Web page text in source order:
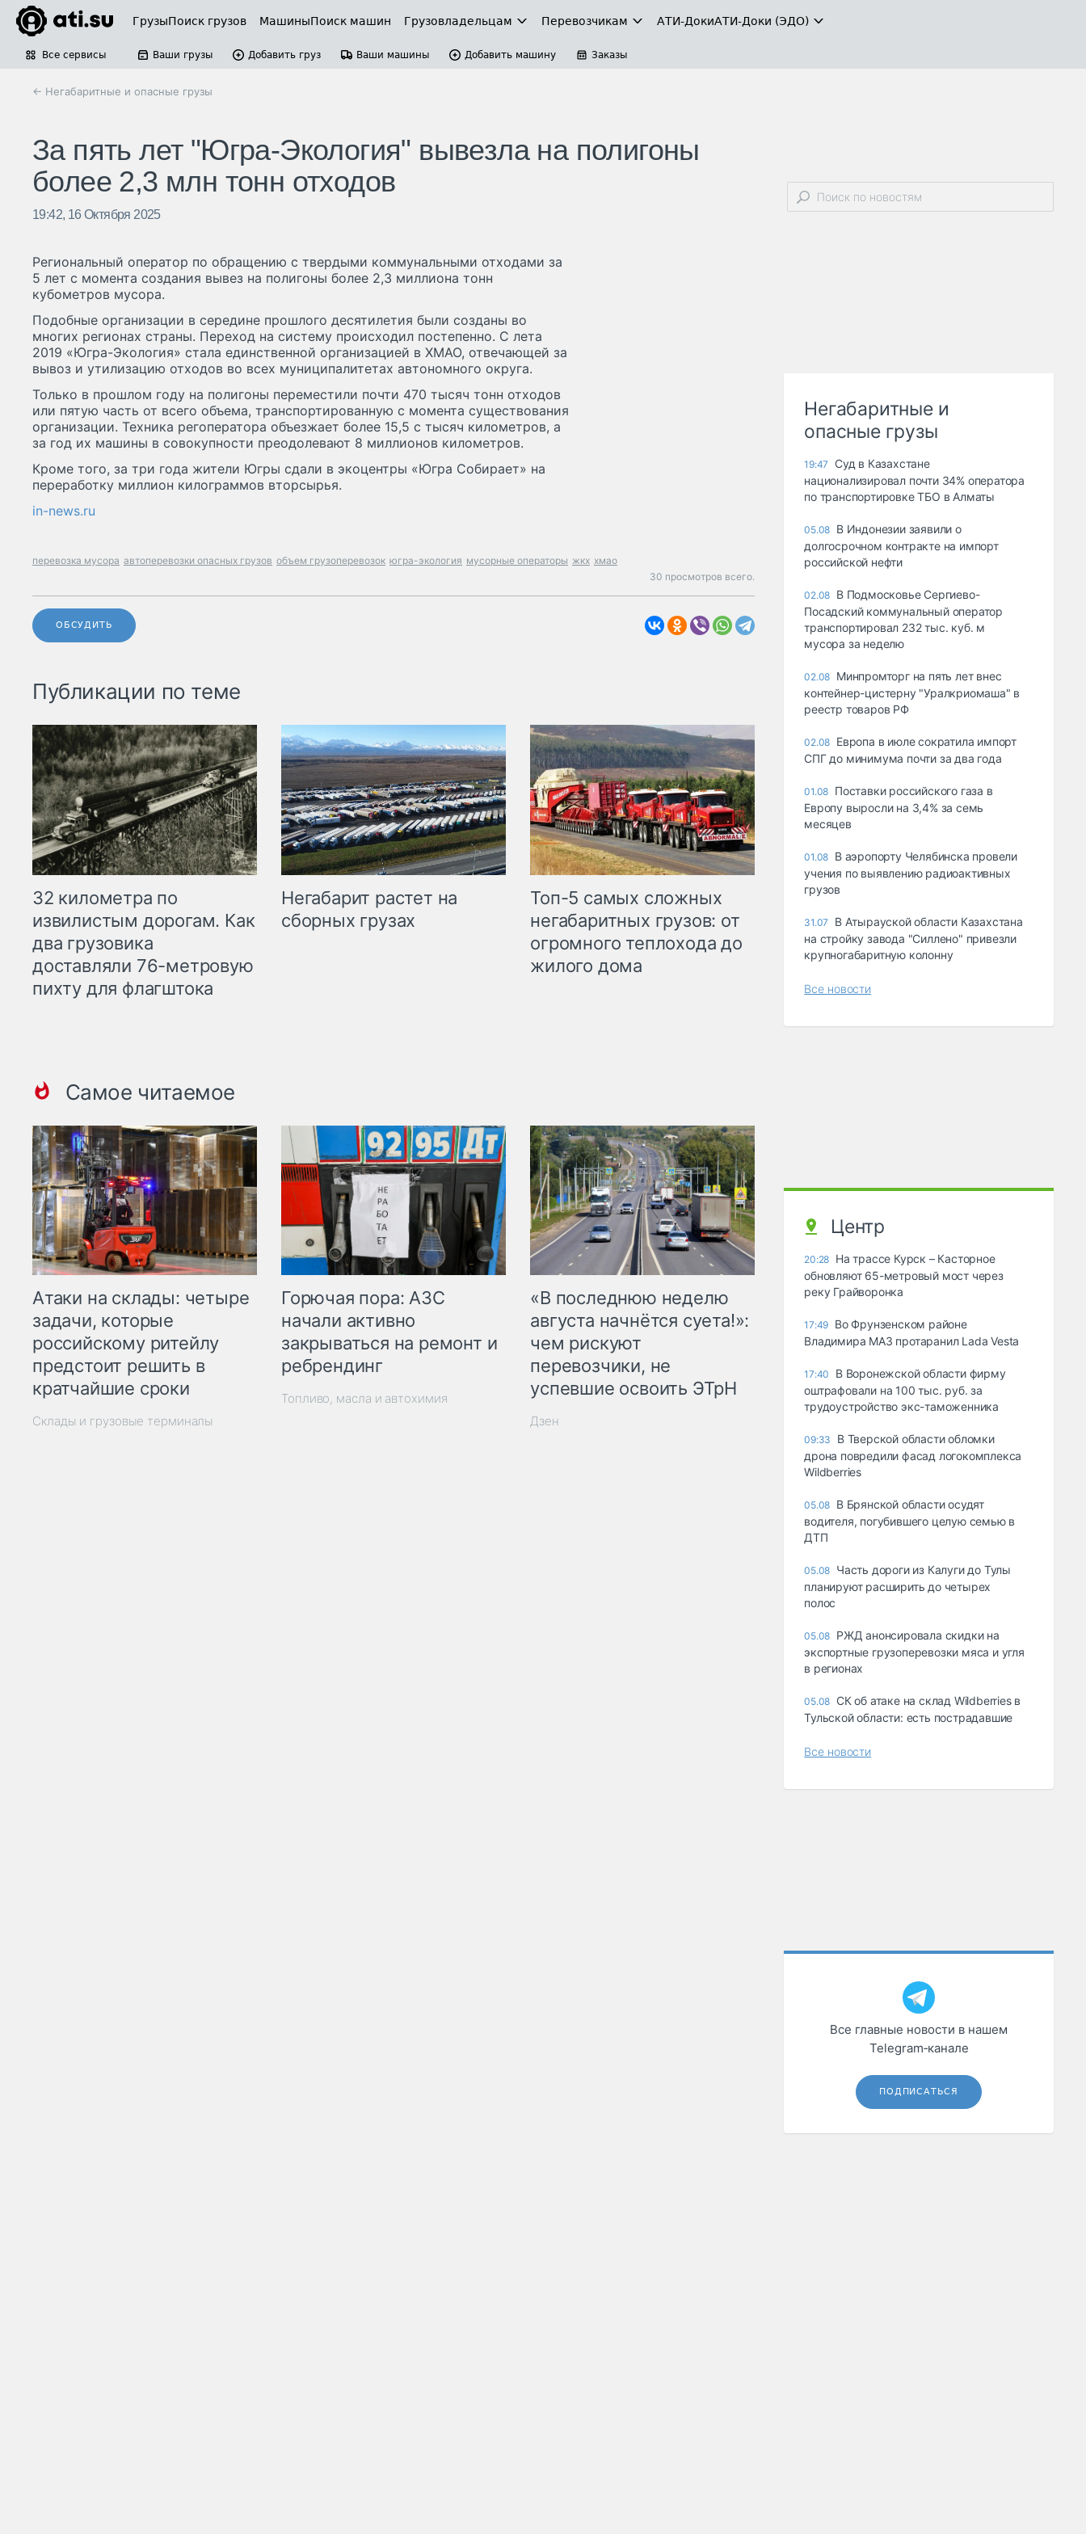
ГрузыПоиск грузов МашиныПоиск машин Грузовладельцам Перевозчикам АТИ-ДокиАТИ-Доки (ЭДО)
Все сервисы Ваши грузы Добавить груз Ваши машины Добавить машину Заказы
← Негабаритные и опасные грузы
За пять лет "Югра-Экология" вывезла на полигоны
более 2,3 млн тонн отходов
19:42, 16 Октября 2025
Региональный оператор по обращению с твердыми коммунальными отходами за
5 лет с момента создания вывез на полигоны более 2,3 миллиона тонн
кубометров мусора.
Подобные организации в середине прошлого десятилетия были созданы во
многих регионах страны. Переход на систему происходил постепенно. С лета
2019 «Югра-Экология» стала единственной организацией в ХМАО, отвечающей за
вывоз и утилизацию отходов во всех муниципалитетах автономного округа.
Только в прошлом году на полигоны переместили почти 470 тысяч тонн отходов
или пятую часть от всего объема, транспортированную с момента существования
организации. Техника регоператора объезжает более 15,5 с тысяч километров, а
за год их машины в совокупности преодолевают 8 миллионов километров.
Кроме того, за три года жители Югры сдали в экоцентры «Югра Собирает» на
переработку миллион килограммов вторсырья.
in-news.ru
перевозка мусора автоперевозки опасных грузов объем грузоперевозок югра-экология мусорные операторы жкх хмао
30 просмотров всего.
ОБСУДИТЬ
Публикации по теме
32 километра по
извилистым дорогам. Как
два грузовика
доставляли 76-метровую
пихту для флагштока
Негабарит растет на
сборных грузах
Топ-5 самых сложных
негабаритных грузов: от
огромного теплохода до
жилого дома
Самое читаемое
Атаки на склады: четыре
задачи, которые
российскому ритейлу
предстоит решить в
кратчайшие сроки
Склады и грузовые терминалы
Горючая пора: АЗС
начали активно
закрываться на ремонт и
ребрендинг
Топливо, масла и автохимия
«В последнюю неделю
августа начнётся суета!»:
чем рискуют
перевозчики, не
успевшие освоить ЭТрН
Дзен
Негабаритные и
опасные грузы
19:47
Суд в Казахстане
национализировал почти 34% оператора
по транспортировке ТБО в Алматы
05.08 В Индонезии заявили о
долгосрочном контракте на импорт
российской нефти
02.08 В Подмосковье Сергиево-
Посадский коммунальный оператор
транспортировал 232 тыс. куб. м
мусора за неделю
02.08 Минпромторг на пять лет внес
контейнер-цистерну "Уралкриомаша" в
реестр товаров РФ
02.08 Европа в июле сократила импорт
СПГ до минимума почти за два года
01.08 Поставки российского газа в
Европу выросли на 3,4% за семь
месяцев
01.08 В аэропорту Челябинска провели
учения по выявлению радиоактивных
грузов
31.07
В Атырауской области Казахстана
на стройку завода "Силлено" привезли
крупногабаритную колонну
Все новости
Центр
20:28 На трассе Курск – Касторное
обновляют 65-метровый мост через
реку Грайворонка
17:49 Во Фрунзенском районе
Владимира МАЗ протаранил Lada Vesta
17:40
В Воронежской области фирму
оштрафовали на 100 тыс. руб. за
трудоустройство экс-таможенника
09:33
В Тверской области обломки
дрона повредили фасад логокомплекса
Wildberries
05.08 В Брянской области осудят
водителя, погубившего целую семью в
ДТП
05.08 Часть дороги из Калуги до Тулы
планируют расширить до четырех
полос
05.08 РЖД анонсировала скидки на
экспортные грузоперевозки мяса и угля
в регионах
05.08 СК об атаке на склад Wildberries в
Тульской области: есть пострадавшие
Все новости
Все главные новости в нашем
Telegram‑канале
ПОДПИСАТЬСЯ